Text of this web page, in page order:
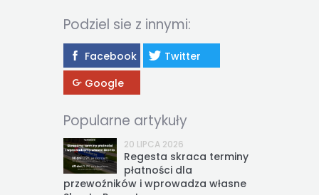
Podziel sie z innymi:
Facebook
Twitter
Google
Popularne artykuły
20 LIPCA 2026
Regesta skraca terminy
płatności dla
przewoźników i wprowadza własne